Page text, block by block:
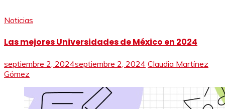
Noticias
Las mejores Universidades de México en 2024
septiembre 2, 2024septiembre 2, 2024 Claudia Martínez
Gómez